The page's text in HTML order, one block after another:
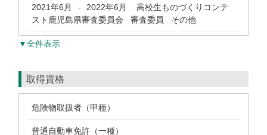
2021年6月 - 2022年6月
高校生ものづくりコンテ
スト鹿児島県審査委員会 審査委員 その他
▼全件表示
取得資格
危険物取扱者（甲種）
普通自動車免許（一種）